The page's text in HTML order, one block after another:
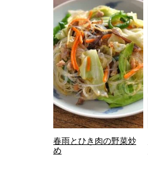
春雨とひき肉の野菜炒
め